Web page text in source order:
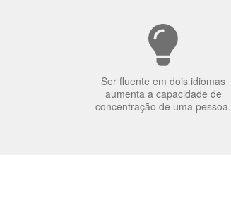
Ser fluente em dois idiomas
aumenta a capacidade de
concentração de uma pessoa.